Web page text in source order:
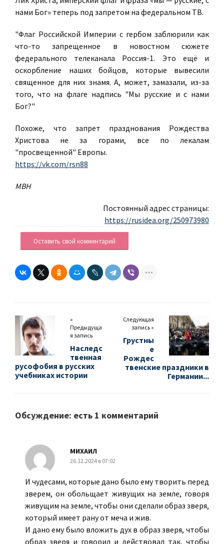
нами Бог» теперь под запретом на федеральном ТВ.
"Флаг Российской Империи с гербом заблюрили как
что-то запрещенное в новостном сюжете
федерального телеканала Россия-1. Это ещё и
оскорбление наших бойцов, которые вывесили
священное для них знамя. А, может, замазали, из-за
того, что на флаге надпись "Мы русские и с нами
Бог?"
Похоже, что запрет празднования Рождества
Христова не за горами, все по лекалам
"просвещенной" Европы.
https://vk.com/rsn88
МВН
Постоянный адрес страницы:
https://rusidea.org/250973980
Оставить свой комментарий
«
Предыдуща
я запись
Наследс
твенная
русофобия в русских
учебниках истории
Следующая
запись »
Грустны
е
Рождес
твенские праздники в
Германии...
Обсуждение: есть 1 комментарий
МИХАИЛ
26.12.2024 в 07:02
И чудесами, которые дано было ему творить перед
зверем, он обольщает живущих на земле, говоря
живущим на земле, чтобы они сделали образ зверя,
который имеет рану от меча и жив.
И дано ему было вложить дух в образ зверя, чтобы
образ зверя и говорил и действовал так, чтобы